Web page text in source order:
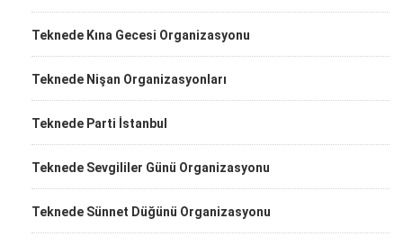
Teknede Kına Gecesi Organizasyonu
Teknede Nişan Organizasyonları
Teknede Parti İstanbul
Teknede Sevgililer Günü Organizasyonu
Teknede Sünnet Düğünü Organizasyonu